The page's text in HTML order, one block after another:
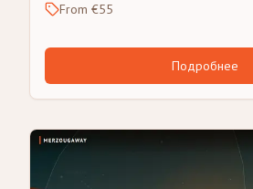
From €55
Подробнее